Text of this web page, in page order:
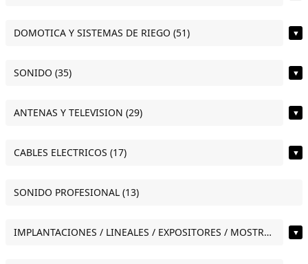
DOMOTICA Y SISTEMAS DE RIEGO (51) ▼
SONIDO (35) ▼
ANTENAS Y TELEVISION (29) ▼
CABLES ELECTRICOS (17) ▼
SONIDO PROFESIONAL (13)
IMPLANTACIONES / LINEALES / EXPOSITORES / MOSTRADORES (12) ▼